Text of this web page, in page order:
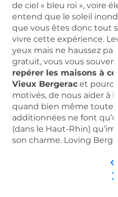
de ciel « bleu roi », voire
entend que le soleil
que vous êtes donc tout
vivre cette expérience.
yeux mais ne haussez pas
gratuit, vous vous
repérer les maisons à
Vieux Bergerac et
motivés, de nous aider à
quand bien même toutes
additionnées ne font
(dans le Haut-Rhin)
son charme. Loving